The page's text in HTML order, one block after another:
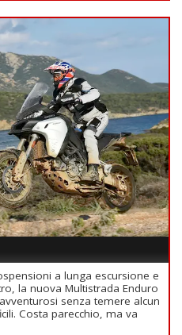
a lunga escursione e
la nuova Multistrada Enduro
senza temere alcun
Costa parecchio, ma va